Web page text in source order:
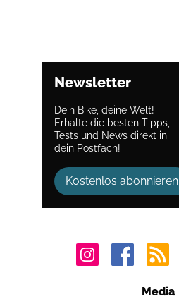
Newsletter
Dein Bike, deine Welt!
Erhalte die besten Tipps,
Tests und News direkt in
dein Postfach!
Kostenlos abonnieren
Media